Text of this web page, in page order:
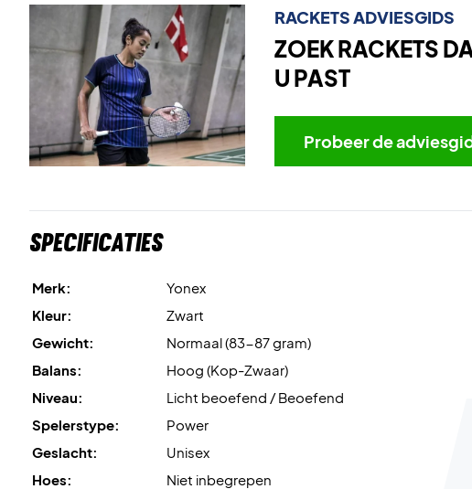
RACKETS ADVIESGIDS
ZOEK RACKETS
U PAST
Probeer de
Specificaties
Merk:
Yonex
Kleur:
Zwart
Gewicht:
Normaal (83-87 gram)
Balans:
Hoog (Kop-Zwaar)
Niveau:
Licht beoefend / Beoefend
Spelerstype:
Power
Geslacht:
Unisex
Hoes:
Niet inbegrepen